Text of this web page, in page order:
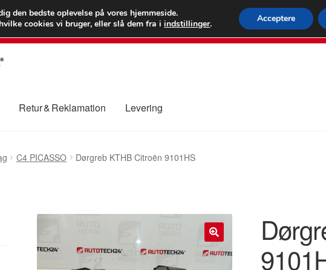
fra 55 kr.
FEDEX
80 82
Retur & Reklamation Levering
C4 PICASSO Dørgreb KTHB Citroën 9101HS
🔍
den bedste oplevelse på vores hjemmeside.
cookies vi bruger, eller slå dem fra iindstillinger. Acceptere